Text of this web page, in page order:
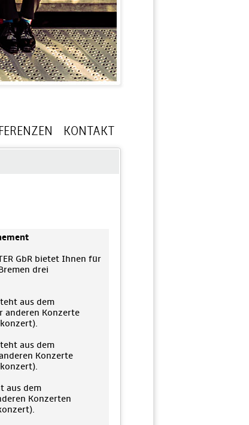
KONTAKT
GbR bietet Ihnen für
drei
aus dem
anderen Konzerte
aus dem
Konzerte
aus dem
Konzerten